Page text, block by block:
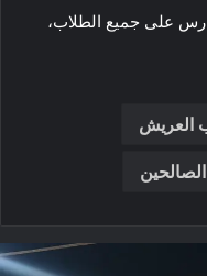
على جميع الطلاب،
العريش